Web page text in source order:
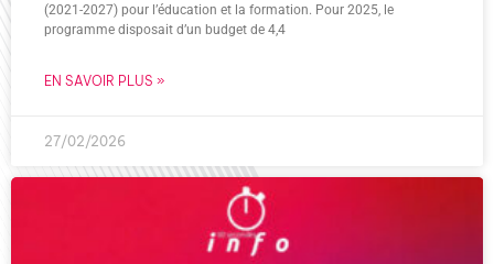
(2021-2027) pour l’éducation et la formation. Pour 2025, le
programme disposait d’un budget de 4,4
EN SAVOIR PLUS »
27/02/2026